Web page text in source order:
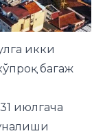
икки
багаж
июлгача